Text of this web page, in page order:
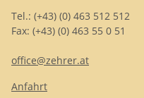
Tel.: (+43) (0) 463 512 512
Fax: (+43) (0) 463 55 0 51
office@zehrer.at
Anfahrt